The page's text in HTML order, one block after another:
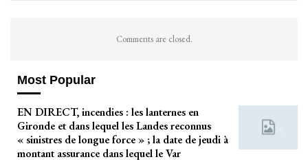
Comments are closed.
Most Popular
EN DIRECT, incendies : les lanternes en
Gironde et dans lequel les Landes reconnus
« sinistres de longue force » ; la date de jeudi à
montant assurance dans lequel le Var